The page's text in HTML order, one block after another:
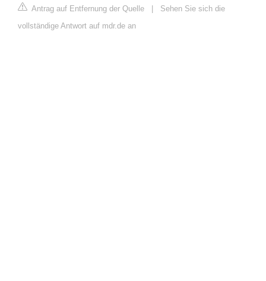
Antrag auf Entfernung der Quelle | Sehen Sie sich die
vollständige Antwort auf mdr.de an